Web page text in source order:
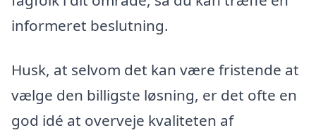
informeret beslutning.
Husk, at selvom det kan være fristende at
vælge den billigste løsning, er det ofte en
god idé at overveje kvaliteten af